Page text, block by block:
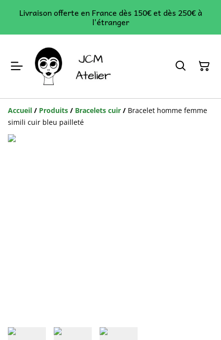
Livraison offerte en France dès 150€ et dès 250€ à
l'étranger
Accueil / Produits / Bracelets cuir / Bracelet homme femme
simili cuir bleu pailleté